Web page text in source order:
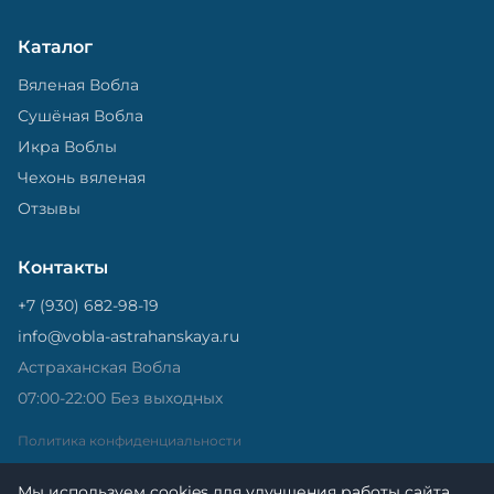
Каталог
Вяленая Вобла
Сушёная Вобла
Икра Воблы
Чехонь вяленая
Отзывы
Контакты
+7 (930) 682-98-19
info@vobla-astrahanskaya.ru
Астраханская Вобла
07:00-22:00 Без выходных
Политика конфиденциальности